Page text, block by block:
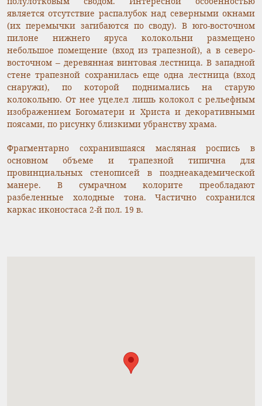
является отсутствие распалубок над северными окнами
(их перемычки загибаются по своду). В юго-восточном
пилоне нижнего яруса колокольни размещено
небольшое помещение (вход из трапезной), а в северо-
восточном – деревянная винтовая лестница. В западной
стене трапезной сохранилась еще одна лестница (вход
снаружи), по которой поднимались на старую
колокольню. От нее уцелел лишь колокол с рельефным
изображением Богоматери и Христа и декоративными
поясами, по рисунку близкими убранству храма.
Фрагментарно сохранившаяся масляная роспись в
основном объеме и трапезной типична для
провинциальных стенописей в позднеакадемической
манере. В сумрачном колорите преобладают
разбеленные холодные тона. Частично сохранился
каркас иконостаса 2-й пол. 19 в.